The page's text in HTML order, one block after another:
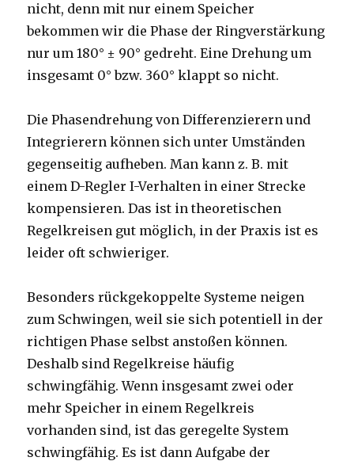
nicht, denn mit nur einem Speicher
bekommen wir die Phase der Ringverstärkung
nur um 180° ± 90° gedreht. Eine Drehung um
insgesamt 0° bzw. 360° klappt so nicht.
Die Phasendrehung von Differenzierern und
Integrierern können sich unter Umständen
gegenseitig aufheben. Man kann z. B. mit
einem D-Regler I-Verhalten in einer Strecke
kompensieren. Das ist in theoretischen
Regelkreisen gut möglich, in der Praxis ist es
leider oft schwieriger.
Besonders rückgekoppelte Systeme neigen
zum Schwingen, weil sie sich potentiell in der
richtigen Phase selbst anstoßen können.
Deshalb sind Regelkreise häufig
schwingfähig. Wenn insgesamt zwei oder
mehr Speicher in einem Regelkreis
vorhanden sind, ist das geregelte System
schwingfähig. Es ist dann Aufgabe der